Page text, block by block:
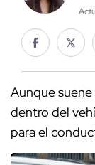
Aunque
dentro del
para el